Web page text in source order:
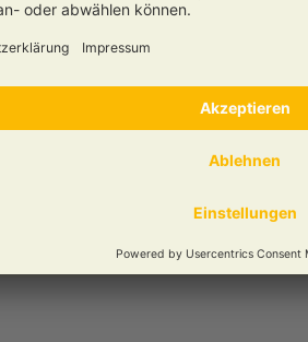
Grünteekanne Dezente
67,95 € *